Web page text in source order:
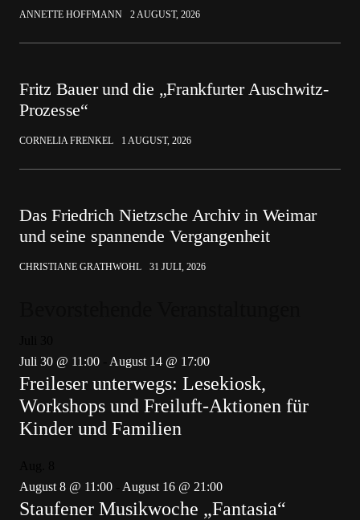
ANNETTE HOFFMANN 2 AUGUST, 2026
Fritz Bauer und die „Frankfurter Auschwitz-
Prozesse“
CORNELIA FRENKEL 1 AUGUST, 2026
Das Friedrich Nietzsche Archiv in Weimar
und seine spannende Vergangenheit
CHRISTIANE GRATHWOHL 31 JULI, 2026
Juli 30 @ 11:00
August 14 @ 17:00
Freileser unterwegs: Lesekiosk,
Workshops und Freiluft-Aktionen für
Kinder und Familien
August 8 @ 11:00
August 16 @ 21:00
Staufener Musikwoche „Fantasia“